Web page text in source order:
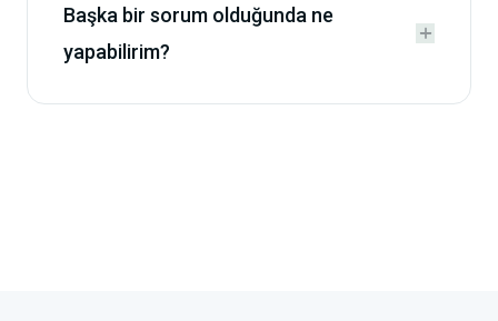
Başka bir sorum olduğunda ne
yapabilirim?

